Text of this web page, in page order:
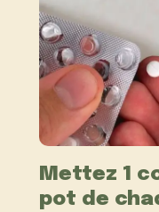
Mettez 1
pot de